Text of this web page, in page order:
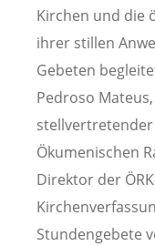
Kirchen und die
ihrer stillen
Gebeten
Pedroso
Ökumenischen
Direktor der
Stundengebete